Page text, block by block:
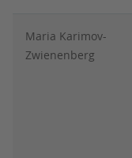
Maria Karimov-
Zwienenberg